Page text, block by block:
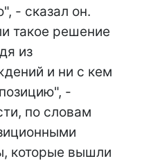
- сказал он.
такое решение
из
и ни с кем
-
по словам
которые вышли